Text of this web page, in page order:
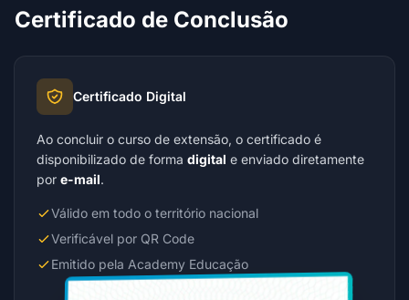
Certificado de Conclusão
Certificado Digital
Ao concluir o curso de extensão, o certificado é
disponibilizado de forma digital e enviado diretamente
por e-mail.
Válido em todo o território nacional
Verificável por QR Code
Emitido pela Academy Educação